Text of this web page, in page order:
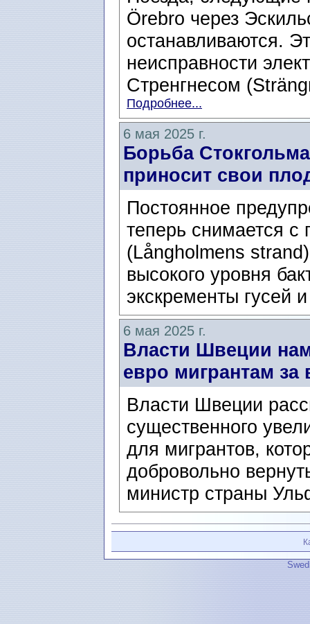
Örebro через
останавливаются.
неисправности
Стренгнесом
Подробнее...
6 мая 2025 г.
Борьба
приносит свои
Постоянное
теперь снимается
(Långholmens
высокого уровня
экскременты гусей
6 мая 2025 г.
Власти Швеции
евро мигрантам за
Власти Швеции
существенного
для мигрантов,
добровольно
министр страны